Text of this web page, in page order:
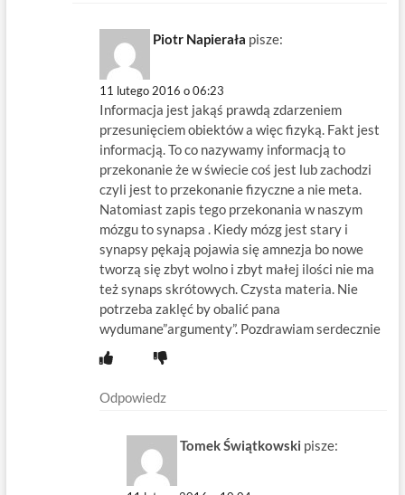
Piotr Napierała pisze:
11 lutego 2016 o 06:23
Informacja jest jakąś prawdą zdarzeniem
przesunięciem obiektów a więc fizyką. Fakt jest
informacją. To co nazywamy informacją to
przekonanie że w świecie coś jest lub zachodzi
czyli jest to przekonanie fizyczne a nie meta.
Natomiast zapis tego przekonania w naszym
mózgu to synapsa . Kiedy mózg jest stary i
synapsy pękają pojawia się amnezja bo nowe
tworzą się zbyt wolno i zbyt małej ilości nie ma
też synaps skrótowych. Czysta materia. Nie
potrzeba zaklęć by obalić pana
wydumane”argumenty”. Pozdrawiam serdecznie
Odpowiedz
Tomek Świątkowski pisze: